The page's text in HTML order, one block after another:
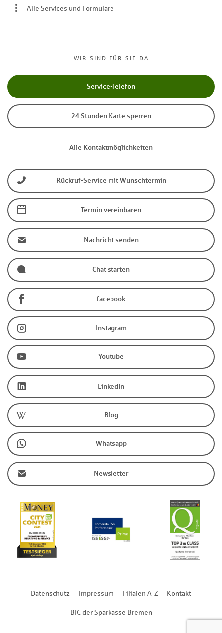
WIR SIND FÜR SIE DA
Service-Telefon
24 Stunden Karte sperren
Alle Kontaktmöglichkeiten
Rückruf-Service mit Wunschtermin
Termin vereinbaren
Nachricht senden
Chat starten
facebook
Instagram
Youtube
LinkedIn
Blog
Whatsapp
Newsletter
Alle Services und Formulare
Datenschutz Impressum Filialen A-Z Kontakt
BIC der Sparkasse Bremen